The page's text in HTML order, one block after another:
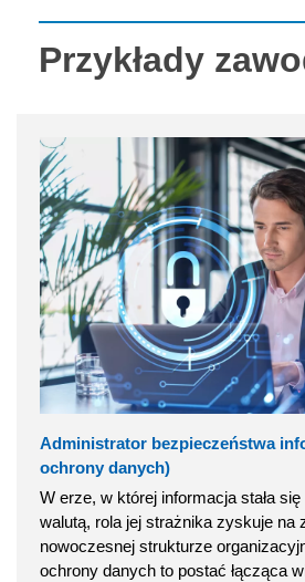
Przykłady
Administrator bezpieczeństwa
ochrony danych)
W erze, w której informacja stała
walutą, rola jej strażnika zyskuje na
nowoczesnej strukturze
ochrony danych to postać łącząca